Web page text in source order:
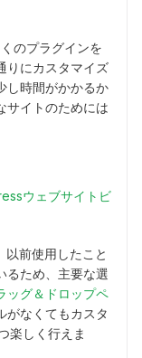
くのプラグインを
りにカスタマイズ
し時間がかかるか
サイトのためには
以前使用したこと
るため、主要な選
ッグ＆ドロップペ
がなくてもカスタ
楽しく行えま